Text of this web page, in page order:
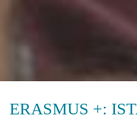
ERASMUS +: